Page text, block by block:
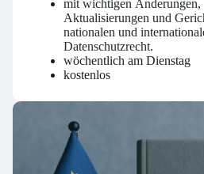
mit wichtigen Änderungen,
Aktualisierungen und
nationalen und
Datenschutzrecht.
wöchentlich am Dienstag